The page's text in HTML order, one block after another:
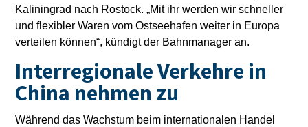
Kaliningrad nach Rostock. „Mit ihr werden wir schneller
und flexibler Waren vom Ostseehafen weiter in Europa
verteilen können“, kündigt der Bahnmanager an.
Interregionale Verkehre in
China nehmen zu
Während das Wachstum beim internationalen Handel